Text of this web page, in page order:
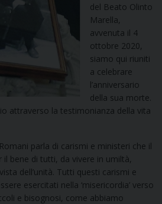
del Beato Olinto
Marella,
avvenuta il 4
ottobre 2020,
siamo qui riuniti
a celebrare
l’anniversario
della sua morte.
attraverso la testimonianza della vita
parla di carismi e ministeri che il
il bene di tutti, da vivere in umiltà,
dell’unità. Tutti questi carismi e
esercitati nella ‘misericordia’ verso
e bisognosi, come abbiamo